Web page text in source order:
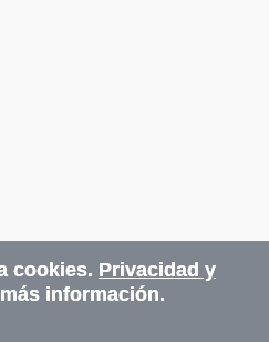
cookies. Privacidad y
información.